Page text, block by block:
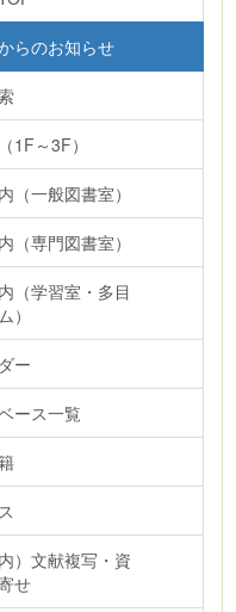
らのお知らせ
1F～3F）
（一般図書室）
（専門図書室）
（学習室・多目
）
ー
ース一覧
内）文献複写・資
せ